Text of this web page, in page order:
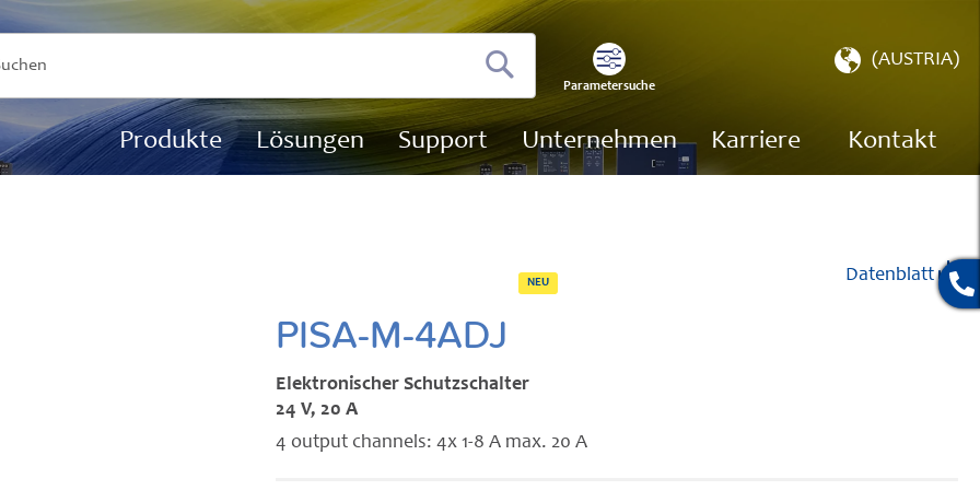
Suchen
Parametersuche
Store
(AUSTRIA)
Produkte Lösungen Support Unternehmen Karriere Kontakt
PISA-M-4ADJ
NEU
Elektronischer Schutzschalter
24 V, 20 A
4 output channels: 4x 1-8 A max. 20 A
Datenblatt